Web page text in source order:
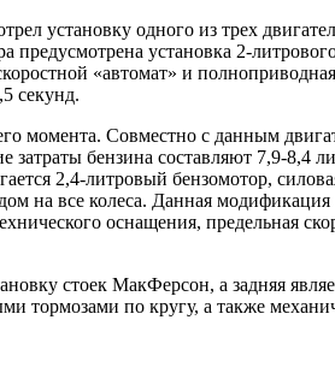
установку одного из трех
установка 2-
«автомат» и
секунд.
Совместно с данным
бензина составляют 7,9-8,4
2,4-литровый бензомотор,
все колеса. Данная модификация
оснащения, предельная
стоек МакФерсон, а задняя
тормозами по кругу, а также